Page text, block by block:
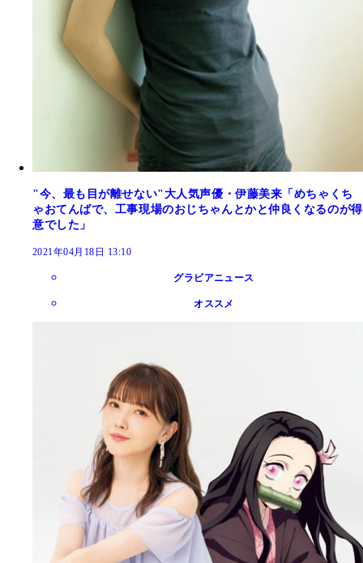
"今、最も目が離せない"大人気声優・伊藤美来「めちゃくち
ゃおてんばで、工事現場のおじちゃんとかと仲良くなるのが得
意でした」
2021年04月18日 13:10
グラビアニュース
オススメ